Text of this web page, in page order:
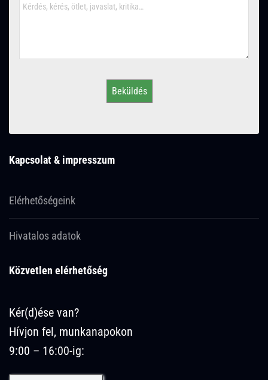
Beküldés
Kapcsolat & impresszum
Elérhetőségeink
Hivatalos adatok
Közvetlen elérhetőség
Kér(d)ése van?
Hívjon fel, munkanapokon
9:00 – 16:00-ig: